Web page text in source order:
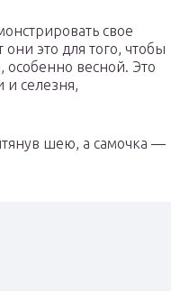
свое
они это для того, чтобы
весной. Это
и селезня,
шею, а самочка —